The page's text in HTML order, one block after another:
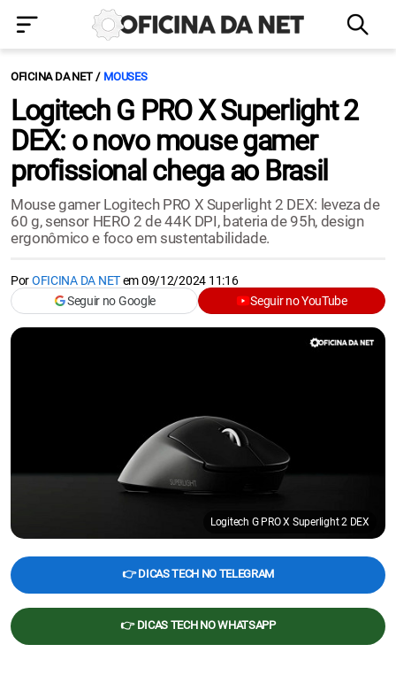
OFICINA DA NET MOUSES
Logitech G PRO X Superlight 2
DEX: o novo mouse gamer
profissional chega ao Brasil
Mouse gamer Logitech PRO X Superlight 2 DEX: leveza de
60 g, sensor HERO 2 de 44K DPI, bateria de 95h, design
ergonômico e foco em sustentabilidade.
PorOFICINA DA NETem09/12/2024 11:16
Seguir no Google
Seguir no YouTube
Logitech G PRO X Superlight 2 DEX
👉 DICAS TECH NO TELEGRAM
👉 DICAS TECH NO WHATSAPP